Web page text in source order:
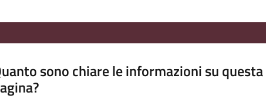
sono chiare le informazioni su questa